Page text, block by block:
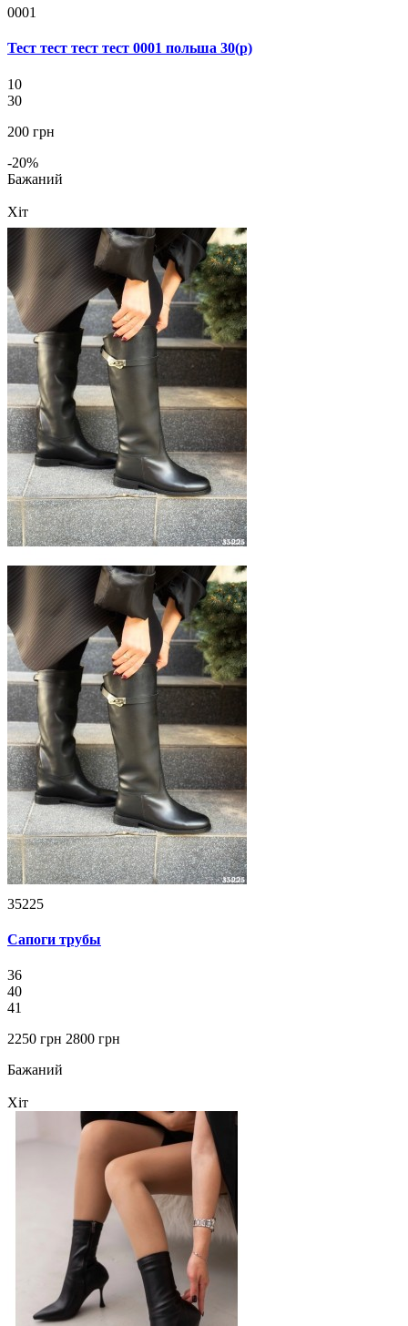
0001
Тест тест тест тест 0001 польша 30(р)
10
30
200 грн
-20%
Бажаний
Хіт
35225
Сапоги трубы
36
40
41
2250 грн 2800 грн
Бажаний
Хіт